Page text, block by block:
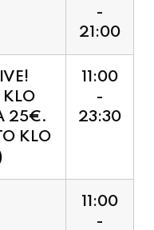
-
21:00
KLO
25€.
KLO
11:00
-
23:30
11:00
-